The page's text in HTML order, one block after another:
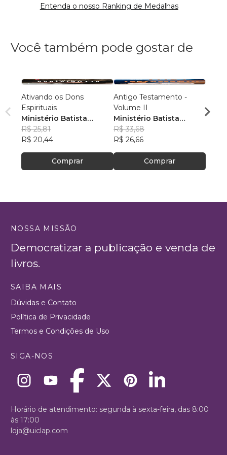
Entenda o nosso Ranking de Medalhas
Você também pode gostar de
Ativando os Dons
Espirituais
Ministério Batista
Ebenézer
R$ 25,81
R$ 20,44
Comprar
Antigo Testamento -
Volume II
Ministério Batista
Ebenézer
R$ 33,68
R$ 26,66
Comprar
NOSSA MISSÃO
Democratizar a publicação e venda de
livros.
SAIBA MAIS
Dúvidas e Contato
Política de Privacidade
Termos e Condições de Uso
SIGA-NOS
Horário de atendimento: segunda à sexta-feira, das 8:00
às 17:00
loja@uiclap.com